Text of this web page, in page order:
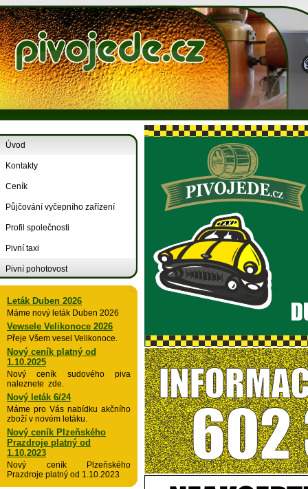
Úvod
Kontakty
Ceník
Půjčování vyčepního zařízení
Profil společnosti
Pivní taxi
Pivní pohotovost
Leták Duben 2026
Máme nový leták Duben 2026
Vewsele Velikonoce 2026
Přeje Všem vesel Velikonoce.
Nový ceník platný od
1.10.2025
Nový ceník sudového piva
naleznete zde.
Nový leták 6/24
Máme pro Vás nabídku akčního
zboží v novém letáku.
Nový ceník Plzeňského
Prazdroje platný od
1.10.2023
Nový ceník Plzeňského
Prazdroje platný od 1.10.2023